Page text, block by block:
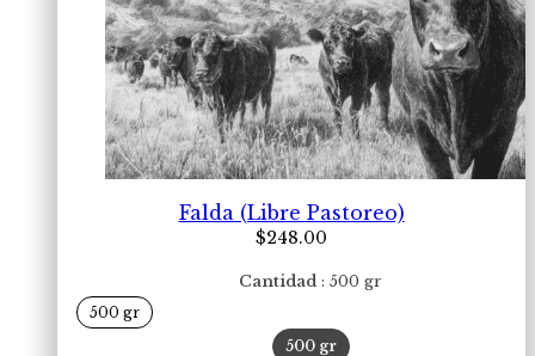
Falda (Libre Pastoreo)
$248.00
Cantidad 500 gr
500 gr
500 gr